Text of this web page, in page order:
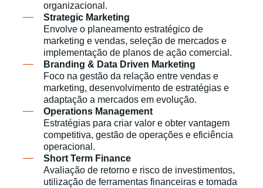
organizacional.​
Strategic Marketing
Envolve o planeamento estratégico de
marketing e vendas, seleção de mercados e
implementação de planos de ação comercial.​
Branding & Data Driven Marketing
Foco na gestão da relação entre vendas e
marketing, desenvolvimento de estratégias e
adaptação a mercados em evolução.​
Operations Management
Estratégias para criar valor e obter vantagem
competitiva, gestão de operações e eficiência
operacional.​
Short Term Finance
Avaliação de retorno e risco de investimentos,
utilização de ferramentas financeiras e tomada